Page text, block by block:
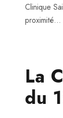
Clinique
proximité...
La
du